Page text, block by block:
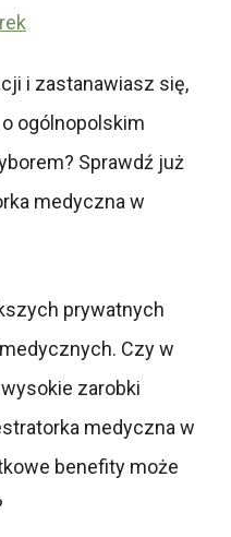
i zastanawiasz się,
ogólnopolskim
Sprawdź już
medyczna w
prywatnych
Czy w
zarobki
medyczna w
benefity może